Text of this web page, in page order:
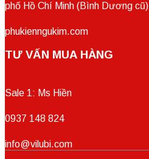
phố Hồ Chí Minh (Bình Dương cũ)
phukienngukim.com
TƯ VẤN MUA HÀNG
Sale 1: Ms Hiền
0937 148 824
info@vilubi.com